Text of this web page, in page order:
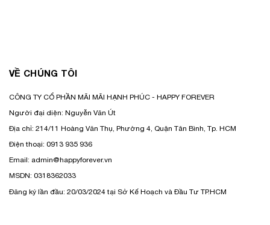
VỀ CHÚNG TÔI
CÔNG TY CỔ PHẦN MÃI MÃI HẠNH PHÚC - HAPPY FOREVER
Người đại diện: Nguyễn Văn Út
Địa chỉ: 214/11 Hoàng Văn Thụ, Phường 4, Quận Tân Bình, Tp. HCM
Điện thoại: 0913 935 936
Email: admin@happyforever.vn
MSDN: 0318362033
Đăng ký lần đầu: 20/03/2024 tại Sở Kế Hoạch và Đầu Tư TP.HCM